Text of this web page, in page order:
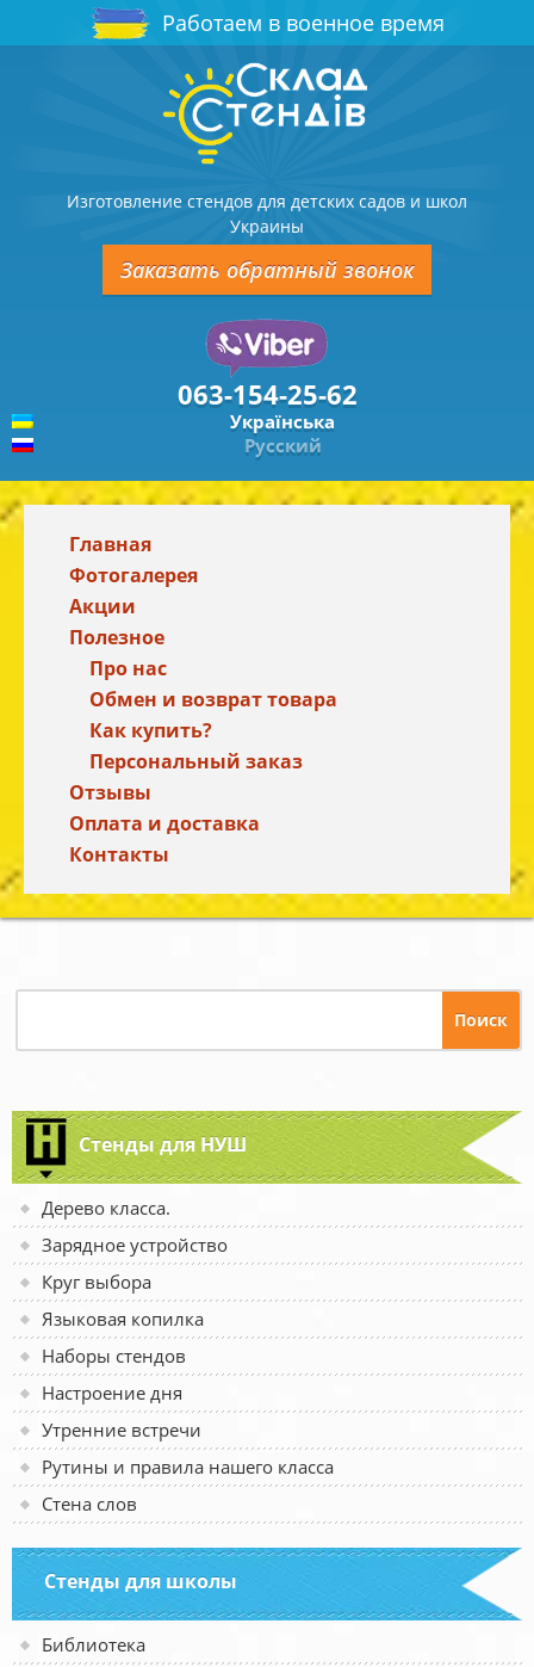
Работаем в военное время
Изготовление стендов для детских садов и школ
Украины
Заказать обратный звонок
063-154-25-62
Українська
Русский
Главная
Фотогалерея
Акции
Полезное
Про нас
Обмен и возврат товара
Как купить?
Персональный заказ
Отзывы
Оплата и доставка
Контакты
Стенды для НУШ
Дерево класса.
Зарядное устройство
Круг выбора
Языковая копилка
Наборы стендов
Настроение дня
Утренние встречи
Рутины и правила нашего класса
Стена слов
Стенды для школы
Библиотека